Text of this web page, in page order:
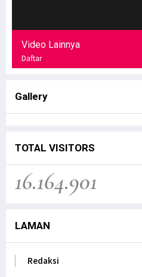
Video Lainnya
Daftar
Gallery
TOTAL VISITORS
16.164.901
LAMAN
Redaksi